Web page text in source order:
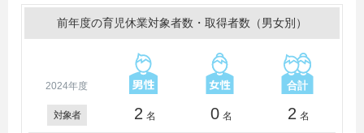
前年度の育児休業対象者数・取得者数（男女別）
2024年度
対象者 2 名 0 名 2 名